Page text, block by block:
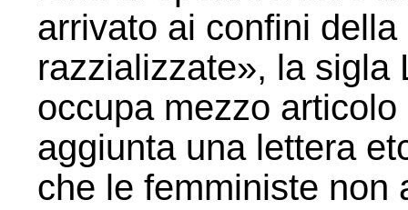
arrivato ai confini
razzializzate», la sigla
occupa mezzo
aggiunta una lettera
che le femministe non